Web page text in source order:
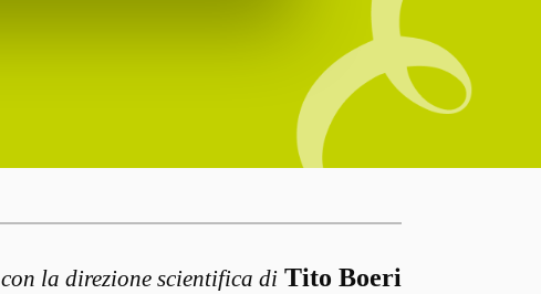
con la direzione scientifica di Tito Boeri